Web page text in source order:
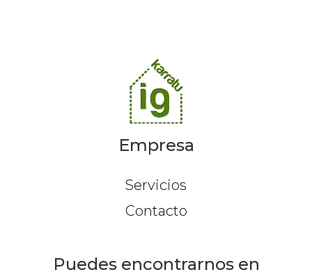
Empresa
Servicios
Contacto
Puedes encontrarnos en